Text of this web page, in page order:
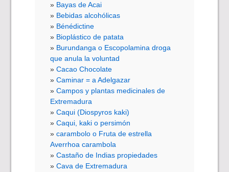
Bayas de Acai
Bebidas alcohólicas
Bénédictine
Bioplástico de patata
Burundanga o Escopolamina droga
que anula la voluntad
Cacao Chocolate
Caminar = a Adelgazar
Campos y plantas medicinales de
Extremadura
Caqui (Diospyros kaki)
Caqui, kaki o persimón
carambolo o Fruta de estrella
Averrhoa carambola
Castaño de Indias propiedades
Cava de Extremadura